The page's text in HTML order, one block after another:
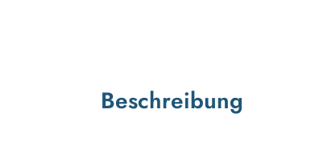
Beschreibung